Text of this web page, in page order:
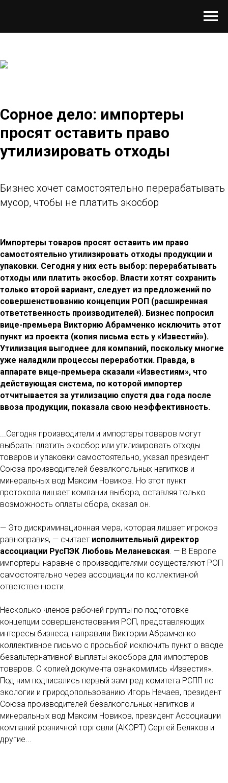
Сорное дело: импортеры
просят оставить право
утилизировать отходы
Бизнес хочет самостоятельно перерабатывать
мусор, чтобы не платить экосбор
Импортеры товаров просят оставить им право
самостоятельно утилизировать отходы продукции и
упаковки. Сегодня у них есть выбор: перерабатывать
отходы или платить экосбор. Власти хотят сохранить
только второй вариант, следует из предложений по
совершенствованию концепции РОП (расширенная
ответственность производителей). Бизнес попросил
вице-премьера Викторию Абрамченко исключить этот
пункт из проекта (копия письма есть у «Известий»).
Утилизация выгоднее для компаний, поскольку многие
уже наладили процессы переработки. Правда, в
аппарате вице-премьера сказали «Известиям», что
действующая система, по которой импортер
отчитывается за утилизацию спустя два года после
ввоза продукции, показала свою неэффективность.
...Сегодня производители и импортеры товаров могут
выбрать: платить экосбор или утилизировать отходы
товаров и упаковки самостоятельно, указал президент
Союза производителей безалкогольных напитков и
минеральных вод Максим Новиков. Но этот пункт
протокола лишает компании выбора, оставляя только
возможность оплаты сбора, сказал он.
— Это дискриминационная мера, которая лишает игроков
равноправия, — считает исполнительный директор
ассоциации РусПЭК Любовь Меланевская. — В Европе
импортеры наравне с производителями осуществляют РОП
самостоятельно через ассоциации по коллективной
ответственности.
Несколько членов рабочей группы по подготовке
концепции совершенствования РОП, представляющих
интересы бизнеса, направили Виктории Абрамченко
коллективное письмо с просьбой исключить пункт о вводе
безальтернативной выплаты экосбора для импортеров
товаров. С копией документа ознакомились «Известия».
Под ним подписались первый зампред комитета РСПП по
экологии и природопользованию Игорь Нечаев, президент
Союза производителей безалкогольных напитков и
минеральных вод Максим Новиков, президент Ассоциации
компаний розничной торговли (АКОРТ) Сергей Беляков и
другие...